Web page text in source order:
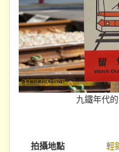
九鐵年代
拍攝地點
輕